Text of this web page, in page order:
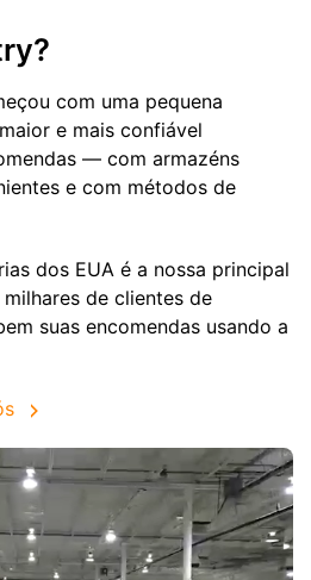
com uma pequena
e mais confiável
— com armazéns
e com métodos de
dos EUA é a nossa principal
de clientes de
suas encomendas usando a